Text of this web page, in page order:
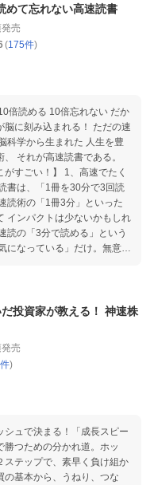
をしても内容を忘れる □将
にならないか不安 □ライバル
たい □副業を始めようと考え
立を考えている □将来役立つ
築きたい □短期間で資格試験
の強みを作りたい □もっと
す。 高速仕事術なら、これら
解決することができるはずで
スピードを高速化し、 生産
に有効です。 もし、あな
しさから解放されたい」
がほしい」 「新しいスキル
「副業や新しいキャリアを築
ら、高速仕事術は、 必ずや
くれるでしょう。 さあ、
めて忘れない高速読書
発売
(175件)
倍読める 10倍忘れない だか
刻み込まれる！ ただの速
科学から生まれた 人生を豊
それが高速読書である。
！】 1、高速でたく
書は、「1冊を30分で3回読
読術の「1冊3分」といった
インパクトは少ないかもしれ
読の「3分で読める」という
になっている」だけ。無意味
させることができます。 脳
方法なので、 特殊な能力
得意は関係ありません。 誰で
れないスキルが身につきま
「インプット」に留まりませ
識を、仕事や生活に必ず生か
速読書は、既存の速読法とは
やトレーニングは一切必要あ
始められます。 5、人生
！ 高速読書は本で得た知識を
投資家が教える！ 神速株
発売
件)
シュで決まる！「成長スピー
勝つための分かれ道。ホッ
ステップで、素早く負け組か
の基本から、うねり、つな